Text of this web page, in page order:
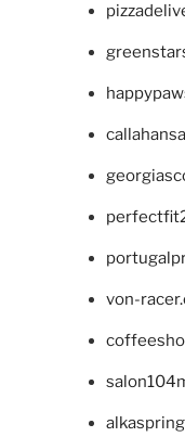
von-